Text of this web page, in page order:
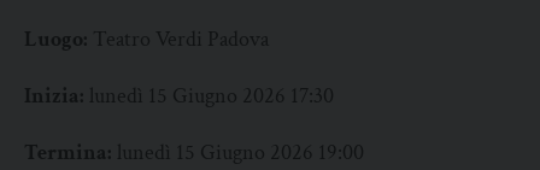
Luogo: Teatro Verdi Padova
Inizia: lunedì 15 Giugno 2026 17:30
Termina: lunedì 15 Giugno 2026 19:00